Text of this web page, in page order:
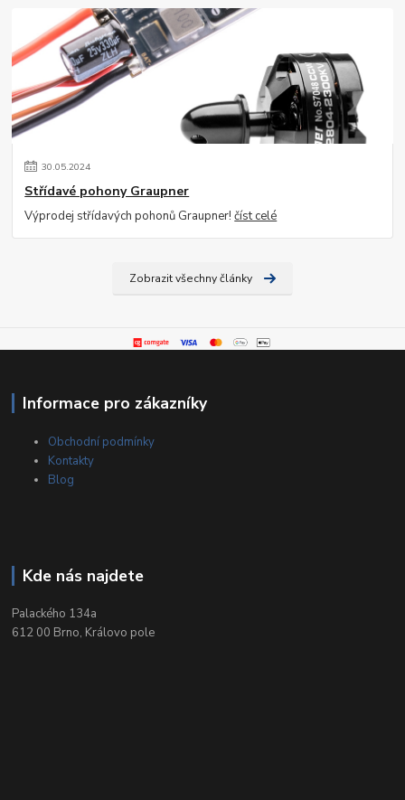
30.05.2024
Střídavé pohony Graupner
Výprodej střídavých pohonů Graupner!číst celé
Zobrazit všechny články
Informace pro zákazníky
Obchodní podmínky
Kontakty
Blog
Kde nás najdete
Palackého 134a
612 00 Brno, Královo pole